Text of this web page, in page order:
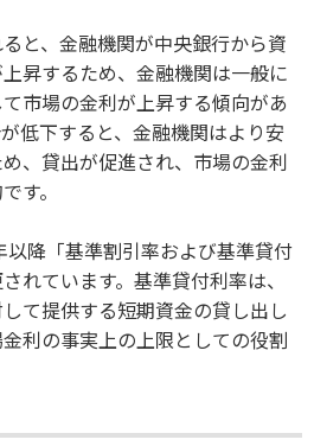
と、金融機関が中央銀行から資
昇するため、金融機関は一般に
市場の金利が上昇する傾向があ
低下すると、金融機関はより安
、貸出が促進され、市場の金利
す。
以降「基準割引率および基準貸付
れています。基準貸付利率は、
て提供する短期資金の貸し出し
利の事実上の上限としての役割